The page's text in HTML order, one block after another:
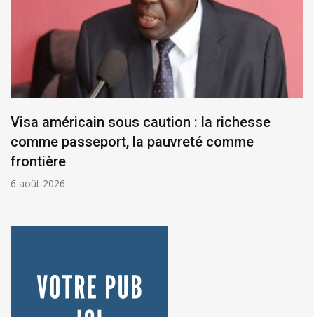
Visa américain sous caution : la richesse
comme passeport, la pauvreté comme
frontière
6 août 2026